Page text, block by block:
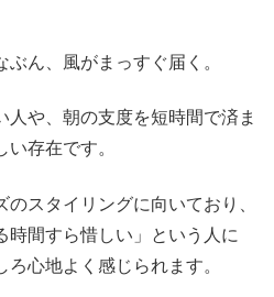
ん、風がまっすぐ届く。
人や、朝の支度を短時間で済ま
存在です。
スタイリングに向いており、
時間すら惜しい」という人に
心地よく感じられます。